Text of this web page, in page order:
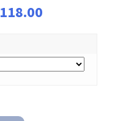
118.00
$ 68.00